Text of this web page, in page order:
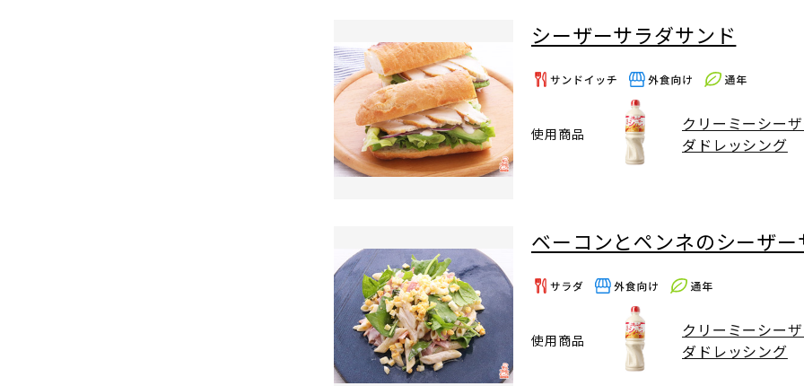
シーザーサラダサンド
使用商品
クリーミーシー
ダドレッシング
ベーコンとペンネのシーザー
使用商品
クリーミーシー
ダドレッシング